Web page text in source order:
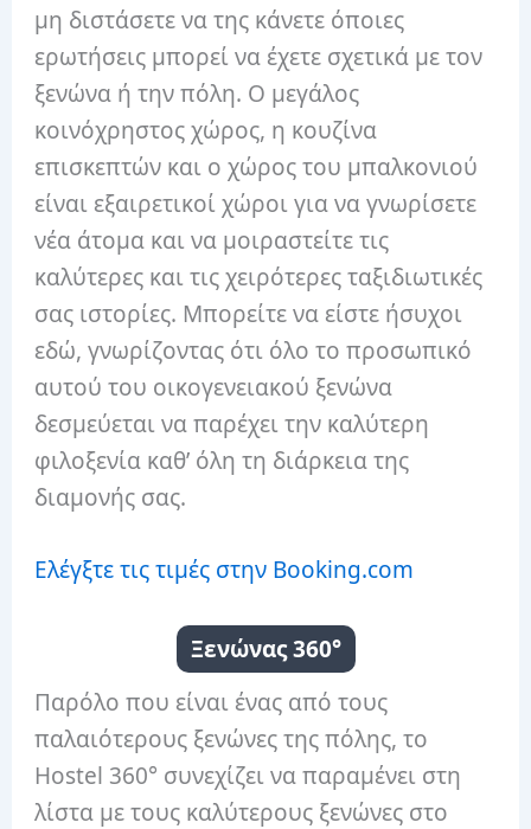
μη διστάσετε να της κάνετε όποιες
ερωτήσεις μπορεί να έχετε σχετικά με τον
ξενώνα ή την πόλη. Ο μεγάλος
κοινόχρηστος χώρος, η κουζίνα
επισκεπτών και ο χώρος του μπαλκονιού
είναι εξαιρετικοί χώροι για να γνωρίσετε
νέα άτομα και να μοιραστείτε τις
καλύτερες και τις χειρότερες ταξιδιωτικές
σας ιστορίες. Μπορείτε να είστε ήσυχοι
εδώ, γνωρίζοντας ότι όλο το προσωπικό
αυτού του οικογενειακού ξενώνα
δεσμεύεται να παρέχει την καλύτερη
φιλοξενία καθ’ όλη τη διάρκεια της
διαμονής σας.
Ελέγξτε τις τιμές στην Booking.com
Ξενώνας 360°
Παρόλο που είναι ένας από τους
παλαιότερους ξενώνες της πόλης, το
Hostel 360° συνεχίζει να παραμένει στη
λίστα με τους καλύτερους ξενώνες στο